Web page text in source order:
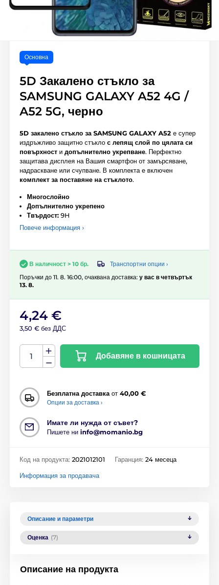
Основна
5D Закалено стъкло за
SAMSUNG GALAXY A52 4G /
A52 5G, черно
5D закалено стъкло за SAMSUNG GALAXY A52 е супер
издръжливо защитно стъкло с лепящ слой по цялата си
повърхност и допълнително укрепване. Перфектно
защитава дисплея на Вашия смартфон от замърсяване,
надраскване или счупване. В комплекта е включен
комплект за поставяне на стъклото.
Многослойно
Допълнително укрепено
Твърдост: 9H
Повече информация ›
В наличност > 10 бр.
Транспортни опции ›
Поръчки до 11. 8. 16:00, очаквана доставка: у вас в четвъртък
13. 8.
4,24 €
3,50 € без ДДС
Добавяне в кошницата
Безплатна доставка от 40,00 €
Опции за доставка ›
Имате ли нужда от съвет?
Пишете ни info@momanio.bg
Код на продукта: 2021012101 Гаранция: 24 месеца
Информация за продавача
Описание и параметри
Оценка (7)
Описание на продукта